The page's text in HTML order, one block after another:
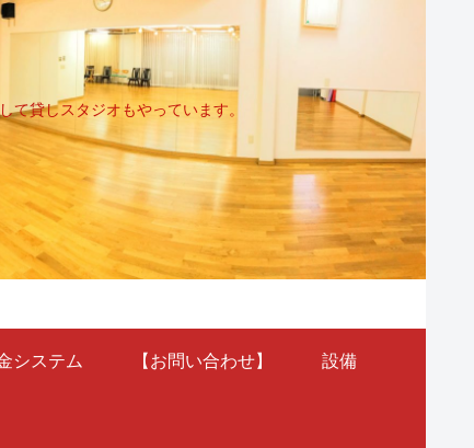
貸しスタジオもやっています。
システム 【お問い合わせ】 設備